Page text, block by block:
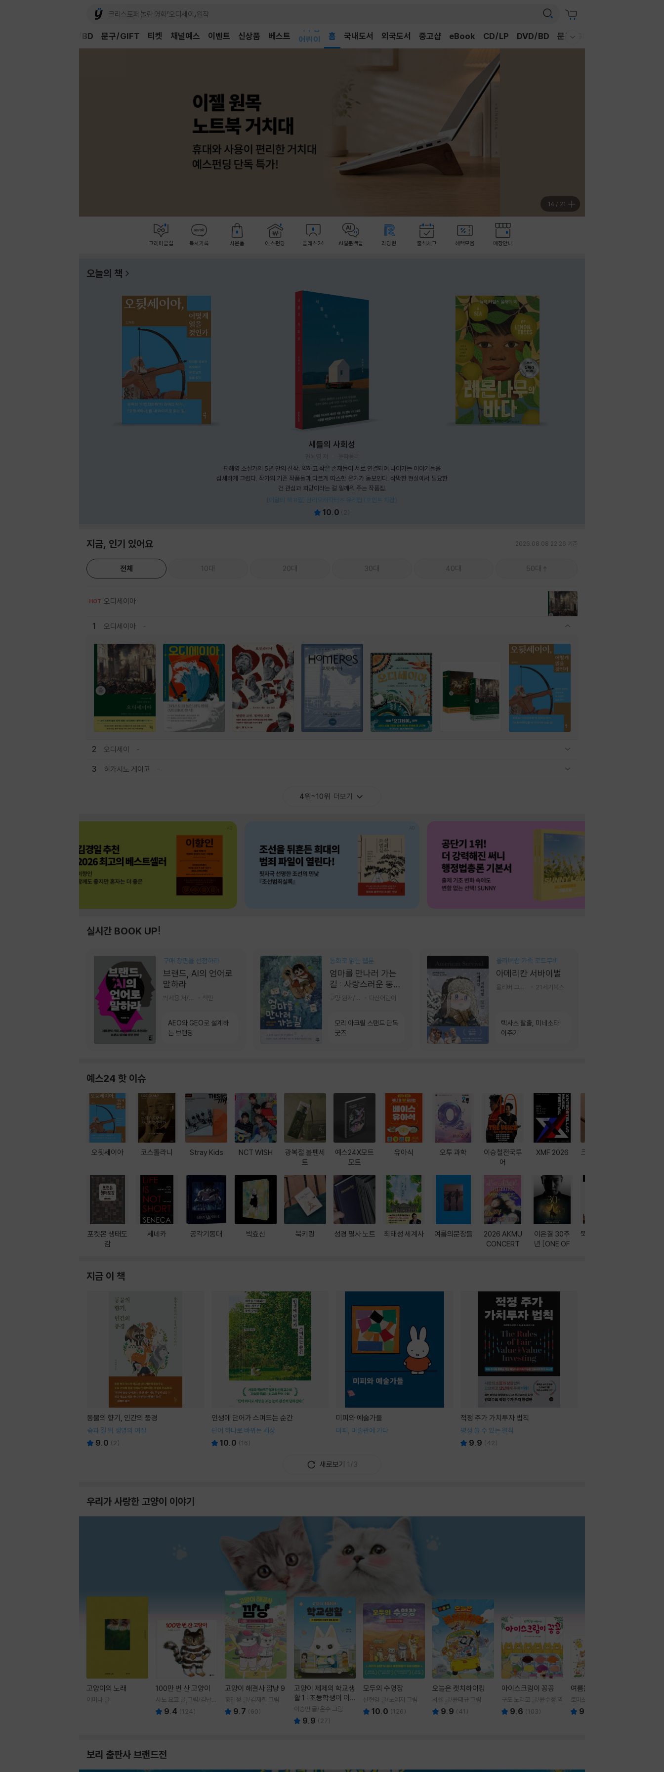
채널예스 이벤트 신상품 베스트
어린이
독후감
홈 국내도서 외국도서 중고샵 eBook CD/LP DVD/BD 문구/GIFT
DVD/BD 문구/GIFT 티켓
14 / 21
크레마클럽 독서기록 사은품 예스펀딩 클래스24 AI일문백답 리딩런 출석체크 혜택모음 매장안내
오늘의 책
새들의 사회성
편혜영 소설가의 5년 만의 신작. 약하고 작은 존재들이 서로 연결되어 나아가는 이야기들을
섬세하게 그렸다. 작가의 기존 작품들과 다르게 따스한 온기가 돋보인다. 삭막한 현실에서 필요한
건 관심과 희망이라는 걸 일깨워 주는 작품집.
[이달의 책 8월] 산리오캐릭터즈 유리컵 (포인트 차감)
10.0
지금, 인기 있어요 2026.08.08 22:26 기준
전체 10대 20대 30대 40대 50대
HOT 오디세이아
1 오디세이아
2 오디세이
3 히가시노 게이고
4위~10위 더보기
실시간 BOOK UP!
구매 장면을 선점하라
브랜드, AI의 언어로
말하라
책만
AEO와 GEO로 설계하
는 브랜딩
동화로 읽는 웹툰
엄마를 만나러 가는
길 : 사랑스러운 동그
라미
다산어린이
모리 아크릴 스탠드 단독
굿즈
올리버쌤 가족 로드무비
아메리칸 서바이벌
21세기북스
텍사스 탈출, 미네소타
이주기
예스24 핫 이슈
오뒷세이아
포켓몬 생태도
감
코스톨라니
세네카
Stray Kids
공각기동대
NCT WISH
박효신
광복절 볼펜세
트
북키링
예스24X모트
모트
성경 필사 노트
유아식
최태성 세계사
오투 과학
여름의문장들
이승철전국투
어
2026 AKMU
CONCERT
XMF 2026
이은결 30주
년 [ONE OF
크레마 이북 리
뚝딱! AI 3대장
지금 이 책
동물의 향기, 인간의 풍경
숲과 길 위 생명의 여정
9.0 ( 2)
인생에 단어가 스며드는 순간
단어 하나로 바뀌는 세상
10.0 (16)
미피와 예술가들
미피, 미술관에 가다
적정 주가 가치투자 법칙
평생 쓸 수 있는 원칙
9.9 (42)
새로보기 1/3
우리가 사랑한 고양이 이야기
고양이의 노래
이미나 글
100만 번 산 고양이
사노 요코 글,그림/김난주
역 9.4 (124)
고양이 해결사 깜냥 9
홍민정 글/김재희 그림
9.7 (60)
고양이 제제의 학교생
활 1 : 초등학생이 이
렇게 힘들 줄이야
이승민 글/온수 그림
9.9 ( 27)
모두의 수영장
신현경 글/노예지 그림
10.0 (126)
오늘은 캣치하이킹
서율 글/윤태규 그림
9.9 (41 )
아이스크림이 꽁꽁
구도 노리코 글/윤수정 역
9.6 (103)
여름을 부탁해
토마쓰리 글그림
9.8
보리 출판사 브랜드전